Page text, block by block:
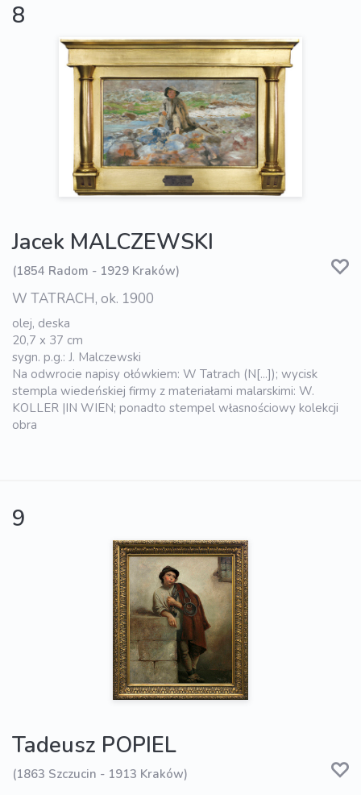
8
Jacek MALCZEWSKI
(1854 Radom - 1929 Kraków)
W TATRACH, ok. 1900
olej, deska
20,7 x 37 cm
sygn. p.g.: J. Malczewski
Na odwrocie napisy ołówkiem: W Tatrach (N[...]); wycisk
stempla wiedeńskiej firmy z materiałami malarskimi: W.
KOLLER |IN WIEN; ponadto stempel własnościowy kolekcji
obra
9
Tadeusz POPIEL
(1863 Szczucin - 1913 Kraków)